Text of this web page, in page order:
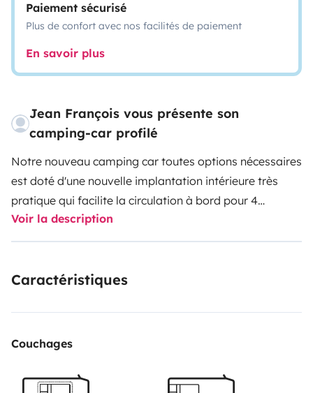
Paiement sécurisé
Plus de confort avec nos facilités de paiement
En savoir plus
Jean François vous présente son
camping-car profilé
Notre nouveau camping car toutes options nécessaires
est doté d'une nouvelle implantation intérieure très
pratique qui facilite la circulation à bord pour 4
personnes et vu sa taille passe partout vous pourrez
découvrir notre belle France ou autre Ne dépassant
l assurance car vous passez directement par le site
vous attendent en camping car
Voir la description
Caractéristiques
Couchages